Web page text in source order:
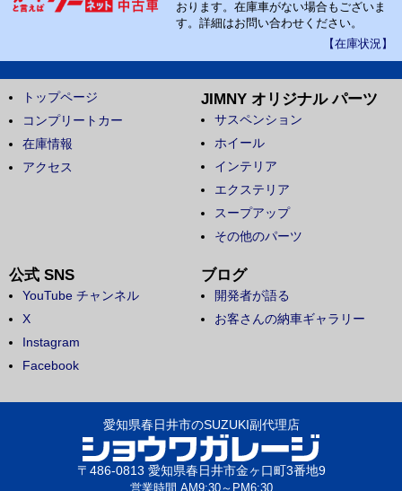
おります。在庫車がない場合もございま
す。詳細はお問い合わせください。
【在庫状況】
トップページ
コンプリートカー
在庫情報
アクセス
JIMNY オリジナル パーツ
サスペンション
ホイール
インテリア
エクステリア
スープアップ
その他のパーツ
公式 SNS
YouTube チャンネル
X
Instagram
Facebook
ブログ
開発者が語る
お客さんの納車ギャラリー
愛知県春日井市のSUZUKI副代理店
〒486-0813 愛知県春日井市金ヶ口町3番地9
営業時間 AM9:30～PM6:30